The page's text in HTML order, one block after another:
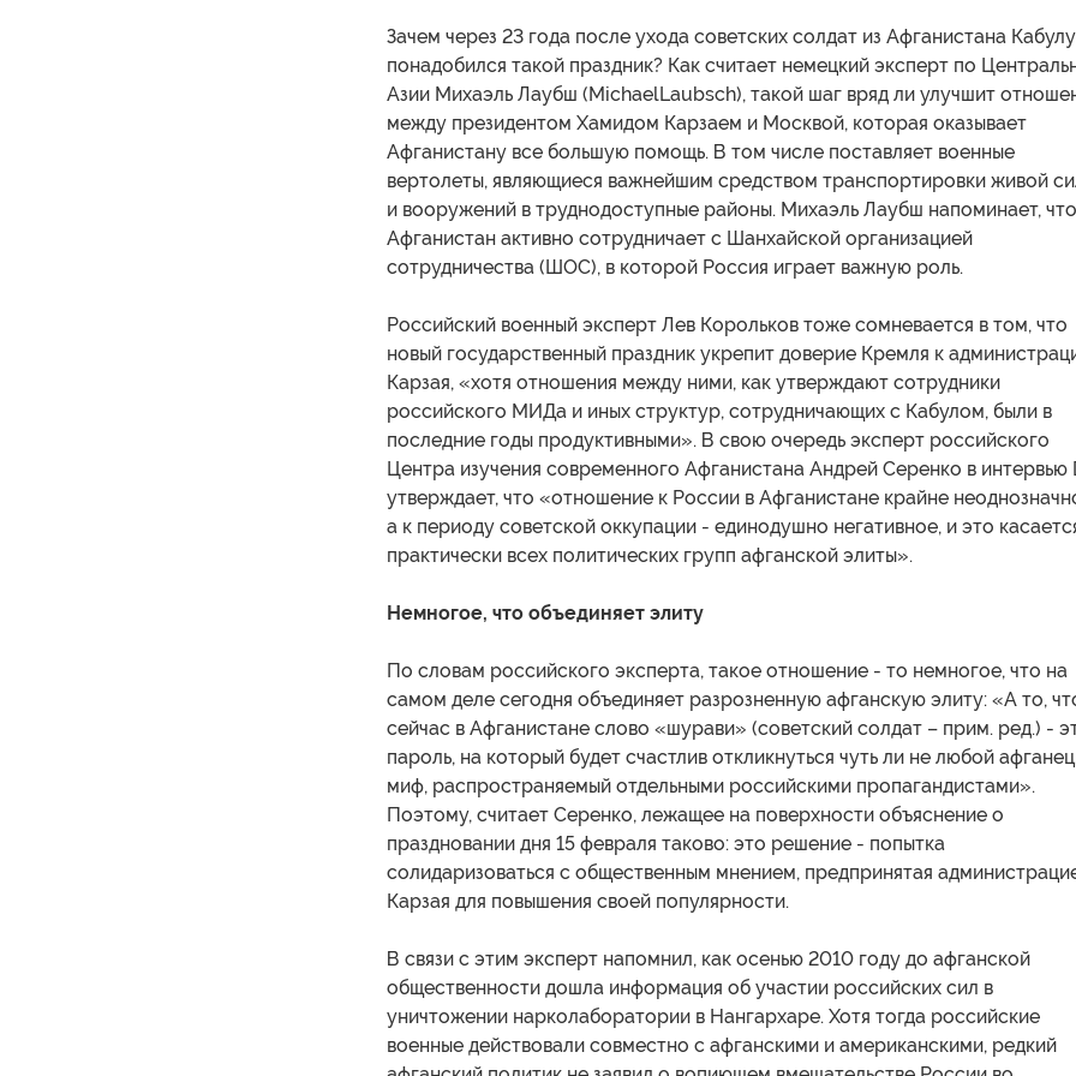
Зачем через 23 года после ухода советских солдат из Афганистана Кабулу
понадобился такой праздник? Как считает немецкий эксперт по
Азии Михаэль Лаубш (MichaelLaubsch), такой шаг вряд ли улучшит
между президентом Хамидом Карзаем и Москвой, которая оказывает
Афганистану все большую помощь. В том числе поставляет военные
вертолеты, являющиеся важнейшим средством транспортировки живой
и вооружений в труднодоступные районы. Михаэль Лаубш напоминает, что
Афганистан активно сотрудничает с Шанхайской организацией
сотрудничества (ШОС), в которой Россия играет важную роль.
Российский военный эксперт Лев Корольков тоже сомневается в том, что
новый государственный праздник укрепит доверие Кремля к
Карзая, «хотя отношения между ними, как утверждают сотрудники
российского МИДа и иных структур, сотрудничающих с Кабулом, были в
последние годы продуктивными». В свою очередь эксперт российского
Центра изучения современного Афганистана Андрей Серенко в интервью
утверждает, что «отношение к России в Афганистане крайне
а к периоду советской оккупации - единодушно негативное, и это
практически всех политических групп афганской элиты».
Немногое, что объединяет элиту
По словам российского эксперта, такое отношение - то немногое, что на
самом деле сегодня объединяет разрозненную афганскую элиту: «А то,
сейчас в Афганистане слово «шурави» (советский солдат – прим. ред.) -
пароль, на который будет счастлив откликнуться чуть ли не любой
миф, распространяемый отдельными российскими пропагандистами».
Поэтому, считает Серенко, лежащее на поверхности объяснение о
праздновании дня 15 февраля таково: это решение - попытка
солидаризоваться с общественным мнением, предпринятая
Карзая для повышения своей популярности.
В связи с этим эксперт напомнил, как осенью 2010 году до афганской
общественности дошла информация об участии российских сил в
уничтожении нарколаборатории в Нангархаре. Хотя тогда российские
военные действовали совместно с афганскими и американскими, редкий